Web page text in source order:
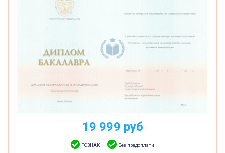
19 999 руб
ГОЗНАК Без предоплати